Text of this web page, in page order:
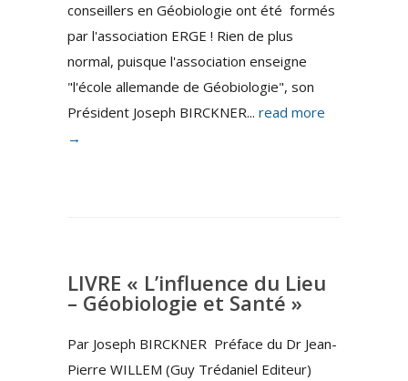
conseillers en Géobiologie ont été formés
par l'association ERGE ! Rien de plus
normal, puisque l'association enseigne
"l'école allemande de Géobiologie", son
Président Joseph BIRCKNER... read more
→
LIVRE « L’influence du Lieu
– Géobiologie et Santé »
Par Joseph BIRCKNER Préface du Dr Jean-
Pierre WILLEM (Guy Trédaniel Editeur)